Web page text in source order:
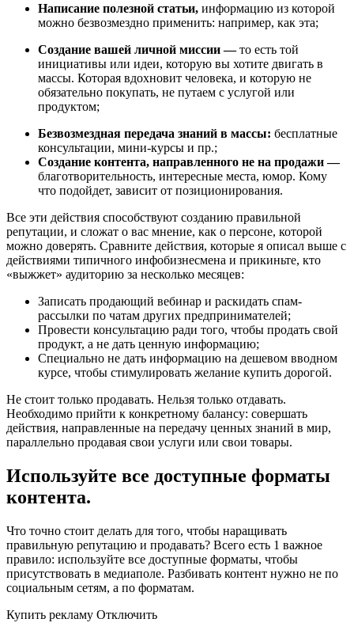
Написание полезной статьи, информацию из которой
можно безвозмездно применить: например, как эта;
Создание вашей личной миссии —то есть той
инициативы или идеи, которую вы хотите двигать в
массы. Которая вдохновит человека, и которую не
обязательно покупать, не путаем с услугой или
продуктом;
Безвозмездная передача знаний в массы: бесплатные
консультации, мини-курсы и пр.;
Создание контента, направленного не на продажи —
благотворительность, интересные места, юмор. Кому
что подойдет, зависит от позиционирования.
Все эти действия способствуют созданию правильной
репутации, и сложат о вас мнение, как о персоне, которой
можно доверять. Сравните действия, которые я описал выше с
действиями типичного инфобизнесмена и прикиньте, кто
«выжжет» аудиторию за несколько месяцев:
Записать продающий вебинар и раскидать спам-
рассылки по чатам других предпринимателей;
Провести консультацию ради того, чтобы продать свой
продукт, а не дать ценную информацию;
Специально не дать информацию на дешевом вводном
курсе, чтобы стимулировать желание купить дорогой.
Не стоит только продавать. Нельзя только отдавать.
Необходимо прийти к конкретному балансу: совершать
действия, направленные на передачу ценных знаний в мир,
параллельно продавая свои услуги или свои товары.
Используйте все доступные форматы
контента.
Что точно стоит делать для того, чтобы наращивать
правильную репутацию и продавать? Всего есть 1 важное
правило: используйте все доступные форматы, чтобы
присутствовать в медиаполе. Разбивать контент нужно не по
социальным сетям, а по форматам.
Купить рекламу Отключить